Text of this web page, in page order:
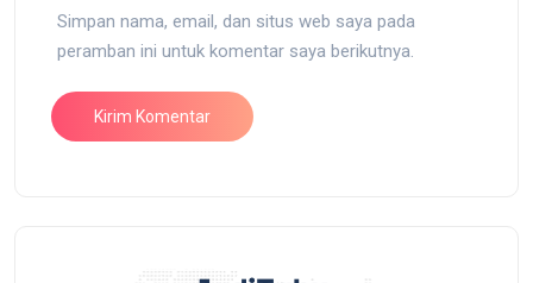
Simpan nama, email, dan situs web saya pada
peramban ini untuk komentar saya berikutnya.